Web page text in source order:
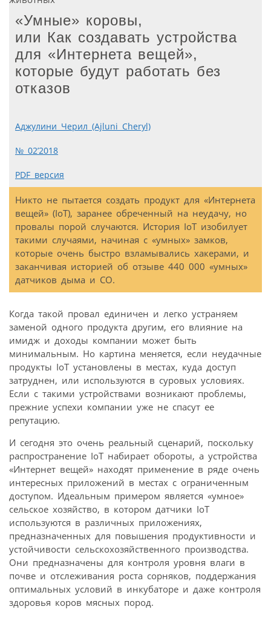
«Умные» коровы,
или Как создавать устройства
для «Интернета вещей»,
которые будут работать без
отказов
Аджулини Черил (Ajluni Cheryl)
№ 02’2018
PDF версия
Никто не пытается создать продукт для «Интернета
вещей» (IoT), заранее обреченный на неудачу, но
провалы порой случаются. История IoT изобилует
такими случаями, начиная с «умных» замков,
которые очень быстро взламывались хакерами, и
заканчивая историей об отзыве 440 000 «умных»
датчиков дыма и CO.
Когда такой провал единичен и легко устраняем
заменой одного продукта другим, его влияние на
имидж и доходы компании может быть
минимальным. Но картина меняется, если неудачные
продукты IoT установлены в местах, куда доступ
затруднен, или используются в суровых условиях.
Если с такими устройствами возникают проблемы,
прежние успехи компании уже не спасут ее
репутацию.
И сегодня это очень реальный сценарий, поскольку
распространение IoT набирает обороты, а устройства
«Интернет вещей» находят применение в ряде очень
интересных приложений в местах с ограниченным
доступом. Идеальным примером является «умное»
сельское хозяйство, в котором датчики IoT
используются в различных приложениях,
предназначенных для повышения продуктивности и
устойчивости сельскохозяйственного производства.
Они предназначены для контроля уровня влаги в
почве и отслеживания роста сорняков, поддержания
оптимальных условий в инкубаторе и даже контроля
здоровья коров мясных пород.